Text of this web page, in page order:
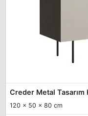
Creder Metal Tasarım
120 x 50 x 80 cm